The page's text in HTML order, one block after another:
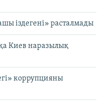
іздегені» расталмады
Киев наразылық
коррупцияны